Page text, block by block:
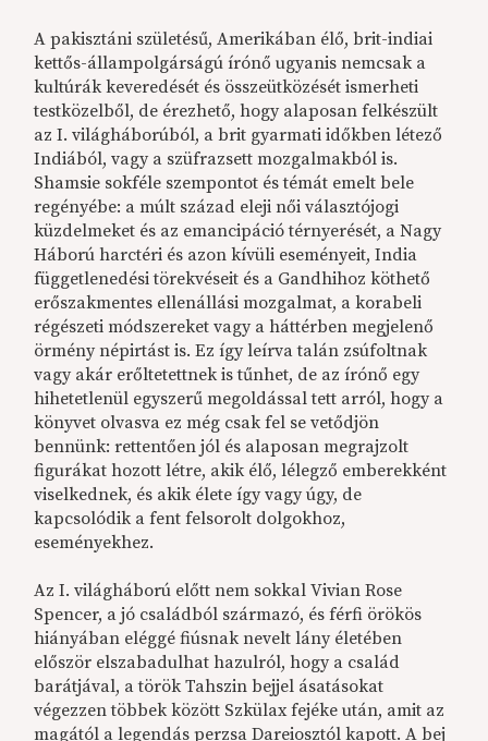
A pakisztáni születésű, Amerikában élő, brit-indiai
kettős-állampolgárságú írónő ugyanis nemcsak a
kultúrák keveredését és összeütközését ismerheti
testközelből, de érezhető, hogy alaposan felkészült
az I. világháborúból, a brit gyarmati időkben létező
Indiából, vagy a szüfrazsett mozgalmakból is.
Shamsie sokféle szempontot és témát emelt bele
regényébe: a múlt század eleji női választójogi
küzdelmeket és az emancipáció térnyerését, a Nagy
Háború harctéri és azon kívüli eseményeit, India
függetlenedési törekvéseit és a Gandhihoz köthető
erőszakmentes ellenállási mozgalmat, a korabeli
régészeti módszereket vagy a háttérben megjelenő
örmény népirtást is. Ez így leírva talán zsúfoltnak
vagy akár erőltetettnek is tűnhet, de az írónő egy
hihetetlenül egyszerű megoldással tett arról, hogy a
könyvet olvasva ez még csak fel se vetődjön
bennünk: rettentően jól és alaposan megrajzolt
figurákat hozott létre, akik élő, lélegző emberekként
viselkednek, és akik élete így vagy úgy, de
kapcsolódik a fent felsorolt dolgokhoz,
eseményekhez.
Az I. világháború előtt nem sokkal Vivian Rose
Spencer, a jó családból származó, és férfi örökös
hiányában eléggé fiúsnak nevelt lány életében
először elszabadulhat hazulról, hogy a család
barátjával, a török Tahszin bejjel ásatásokat
végezzen többek között Szkülax fejéke után, amit az
magától a legendás perzsa Dareiosztól kapott. A bej